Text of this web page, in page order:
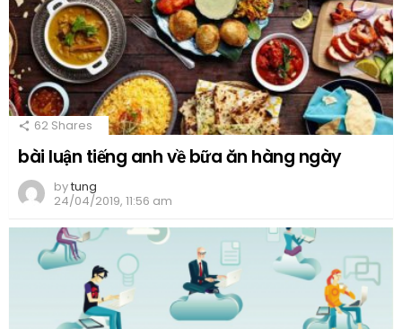
62 Shares
bài luận tiếng anh về bữa ăn hàng ngày
bytung
24/04/2019, 11:56 am